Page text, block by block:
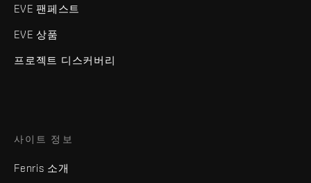
EVE 팬페스트
EVE 상품
프로젝트 디스커버리
사이트 정보
Fenris 소개